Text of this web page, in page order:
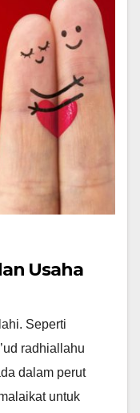
Usaha
Seperti
radhiallahu
dalam perut
untuk